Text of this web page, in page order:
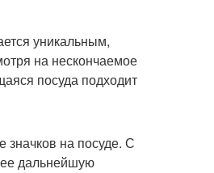
уникальным,
на нескончаемое
посуда подходит
значков на посуде. С
дальнейшую